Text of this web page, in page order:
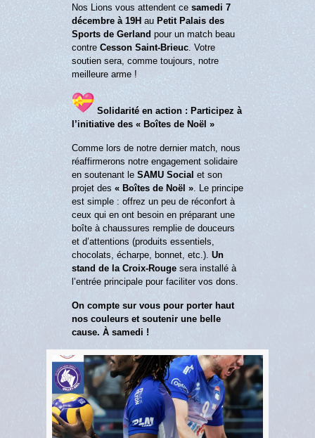
Nos Lions vous attendent ce samedi 7
décembre à 19H au Petit Palais des
Sports de Gerland pour un match beau
contre Cesson Saint-Brieuc. Votre
soutien sera, comme toujours, notre
meilleure arme !
Solidarité en action : Participez à
l’initiative des « Boîtes de Noël »
Comme lors de notre dernier match, nous
réaffirmerons notre engagement solidaire
en soutenant le SAMU Social et son
projet des « Boîtes de Noël ». Le principe
est simple : offrez un peu de réconfort à
ceux qui en ont besoin en préparant une
boîte à chaussures remplie de douceurs
et d’attentions (produits essentiels,
chocolats, écharpe, bonnet, etc.). Un
stand de la Croix-Rougesera installé à
l’entrée principale pour faciliter vos dons.
On compte sur vous pour porter haut
nos couleurs et soutenir une belle
cause. À samedi !